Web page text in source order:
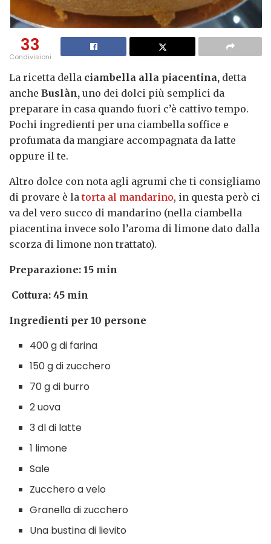
33
Condivisioni
La ricetta della ciambella alla piacentina, detta
anche Buslàn, uno dei dolci più semplici da
preparare in casa quando fuori c’è cattivo tempo.
Pochi ingredienti per una ciambella soffice e
profumata da mangiare accompagnata da latte
oppure il te.
Altro dolce con nota agli agrumi che ti consigliamo
di provare è la torta al mandarino, in questa però ci
va del vero succo di mandarino (nella ciambella
piacentina invece solo l’aroma di limone dato dalla
scorza di limone non trattato).
Preparazione: 15 min
Cottura: 45 min
Ingredienti per 10 persone
400 g di farina
150 g di zucchero
70 g di burro
2 uova
3 dl di latte
1 limone
Sale
Zucchero a velo
Granella di zucchero
Una bustina di lievito